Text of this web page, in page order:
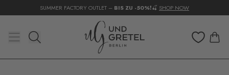
SUMMER FACTORY OUTLET – BIS ZU -50%❗🍒 SHOP NOW